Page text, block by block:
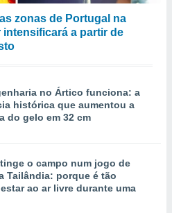
zonas de Portugal na
a partir de
no Ártico funciona: a
histórica que aumentou a
do gelo em 32 cm
o campo num jogo de
Tailândia: porque é tão
ao ar livre durante uma